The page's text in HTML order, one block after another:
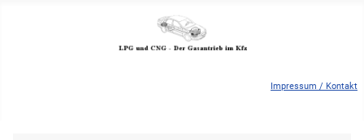
Impressum / Kontakt